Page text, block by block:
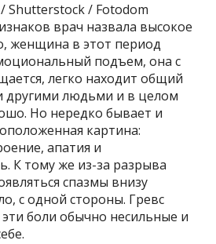
Shutterstock / Fotodom
врач назвала высокое
женщина в этот период
подъем, она с
легко находит общий
другими людьми и в целом
Но нередко бывает и
картина:
апатия и
К тому же из-за разрыва
спазмы внизу
с одной стороны. Гревс
боли обычно несильные и